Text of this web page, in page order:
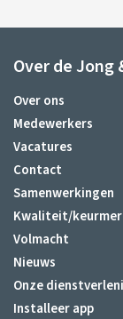
Over de Jong
Over ons
Medewerkers
Vacatures
Contact
Samenwerkingen
Kwaliteit/
Volmacht
Nieuws
Onze
Installeer app